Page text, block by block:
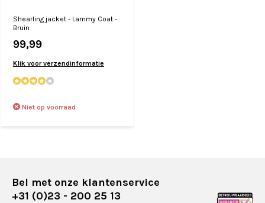
Shearling jacket - Lammy Coat -
Bruin
99,99
Klik voor verzendinformatie
Niet op voorraad
Bel met onze klantenservice
+31 (0)23 - 200 25 13